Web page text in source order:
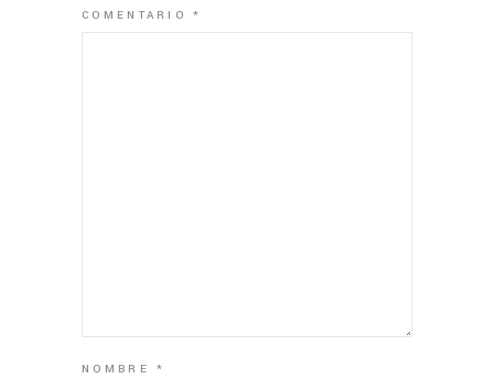
COMENTARIO*
NOMBRE*